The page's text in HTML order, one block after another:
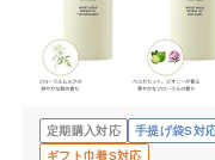
定期購入対応
手提げ袋S対
ギフト巾着S対応